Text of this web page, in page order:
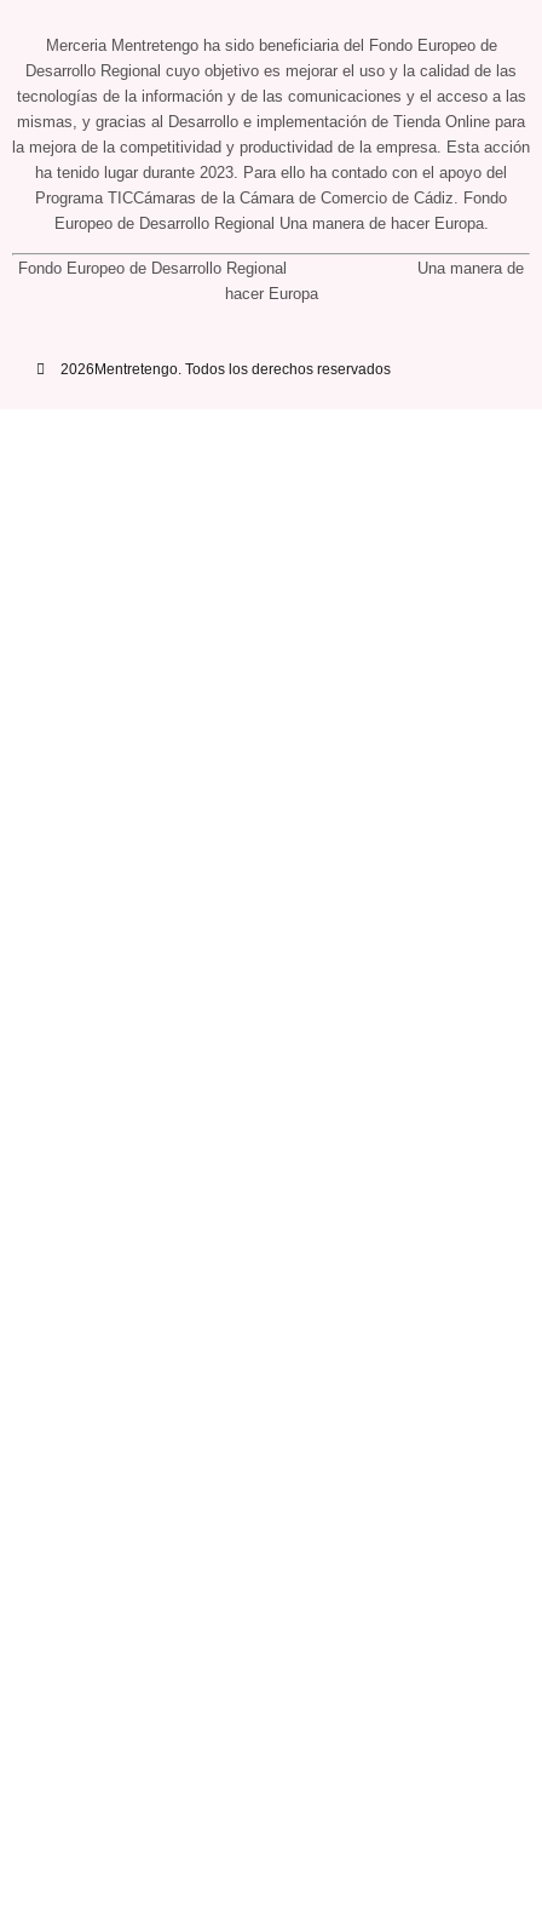
Merceria Mentretengo ha sido beneficiaria del Fondo Europeo de
Desarrollo Regional cuyo objetivo es mejorar el uso y la calidad de las
tecnologías de la información y de las comunicaciones y el acceso a las
mismas, y gracias al Desarrollo e implementación de Tienda Online para
la mejora de la competitividad y productividad de la empresa. Esta acción
ha tenido lugar durante 2023. Para ello ha contado con el apoyo del
Programa TICCámaras de la Cámara de Comercio de Cádiz. Fondo
Europeo de Desarrollo Regional Una manera de hacer Europa.
Fondo Europeo de Desarrollo Regional Una manera de
hacer Europa
2026Mentretengo. Todos los derechos reservados